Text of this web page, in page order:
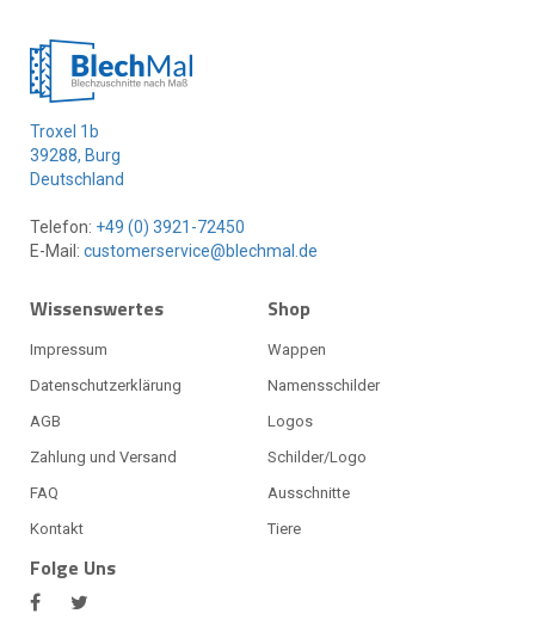
Troxel 1b
39288, Burg
Deutschland
Telefon: +49 (0) 3921-72450
E-Mail: customerservice@blechmal.de
Wissenswertes
Impressum
Datenschutzerklärung
AGB
Zahlung und Versand
FAQ
Kontakt
Shop
Wappen
Namensschilder
Logos
Schilder/Logo
Ausschnitte
Tiere
Folge Uns